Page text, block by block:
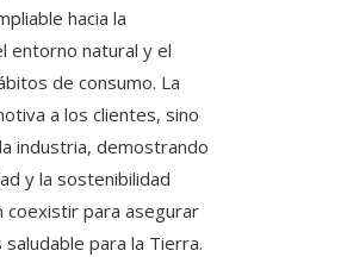
hacia la
entorno natural y el
de consumo. La
a los clientes, sino
industria, demostrando
y la sostenibilidad
coexistir para asegurar
para la Tierra.